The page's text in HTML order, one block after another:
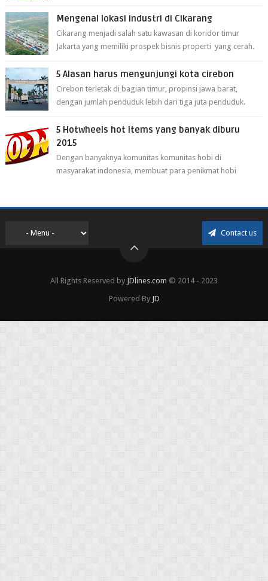
Mengenal lokasi industri di Cikarang
Cikarang menjadi salah satu kawasan di koridor timur
Jakarta yang memiliki prospek bisnis properti yang cerah.
5 Alasan harus mengunjungi kota cirebon
Cirebon terletak di bagian timur, propinsi jawa barat,
dengan jumlah penduduk lebih dari tiga juta penduduk.
5 Hotwheels hot items yang banyak diburu
2015
Dengan banyaknya komunitas komunitas hobi di
masyarakat indonesia, membuat para penikmat hobi
Contact us
All Rights Reserved by JDlines.com © 2014 - 2023
Powered By JD